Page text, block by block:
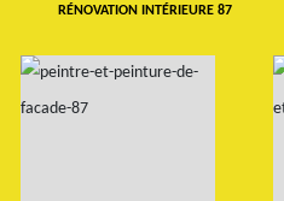
RÉNOVATION INTÉRIEURE 87